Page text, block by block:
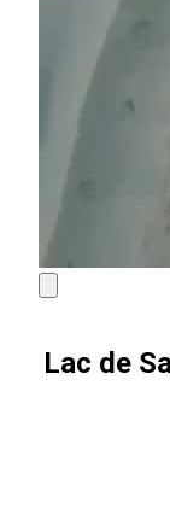
Lac de